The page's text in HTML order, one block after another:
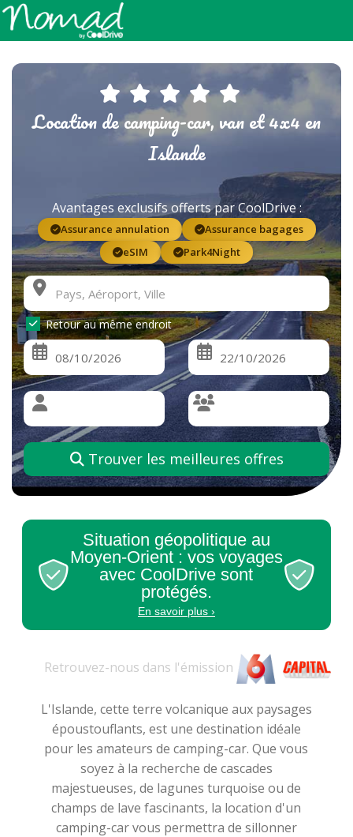
Location de camping-car, van et 4x4 en
Islande
Avantages exclusifs offerts par CoolDrive :
Assurance annulation
Assurance bagages
eSIM
Park4Night
Retour au même endroit
Trouver les meilleures offres
Situation géopolitique au
Moyen-Orient : vos voyages
avec CoolDrive sont
protégés.
En savoir plus ›
Retrouvez-nous dans l'émission
L'Islande, cette terre volcanique aux paysages
époustouflants, est une destination idéale
pour les amateurs de camping-car. Que vous
soyez à la recherche de cascades
majestueuses, de lagunes turquoise ou de
champs de lave fascinants, la location d'un
camping-car vous permettra de sillonner